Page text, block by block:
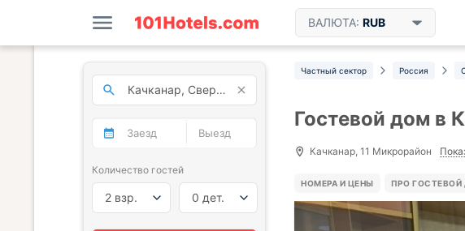
ВАЛЮТА: RUB
Частный сектор Россия
Гостевой дом в
Качканар, 11 Микрорайон
НОМЕРА И ЦЕНЫ ПРО
Количество гостей
2 взр. 0 дет.